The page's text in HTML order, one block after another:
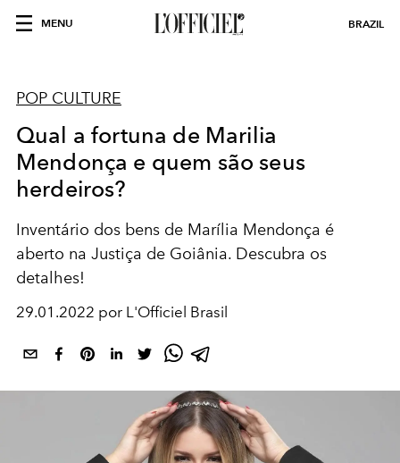
MENU BRAZIL
POP CULTURE
Qual a fortuna de Marilia
Mendonça e quem são seus
herdeiros?
Inventário dos bens de Marília Mendonça é
aberto na Justiça de Goiânia. Descubra os
detalhes!
29.01.2022 por L'Officiel Brasil